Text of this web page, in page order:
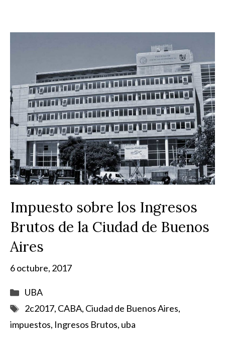
Impuesto sobre los Ingresos
Brutos de la Ciudad de Buenos
Aires
6 octubre, 2017
Categorías
UBA
Etiquetas
2c2017, CABA, Ciudad de Buenos Aires,
impuestos, Ingresos Brutos, uba